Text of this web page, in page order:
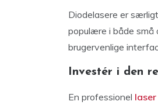
Diodelasere er
populære i både små
brugervenlige
Investér i den
En professionel